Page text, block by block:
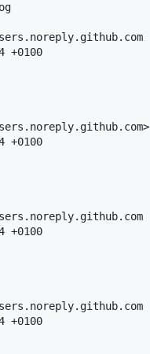
+0100
+0100
+0100
+0100